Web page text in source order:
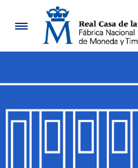
Nabigazioa
Erakutsi/Ezkutatu